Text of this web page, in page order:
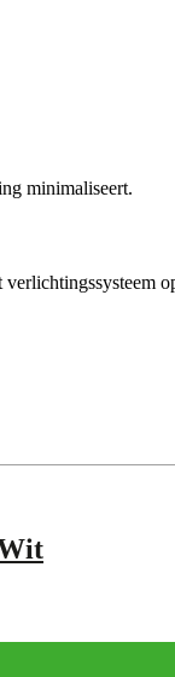
minimaliseert.